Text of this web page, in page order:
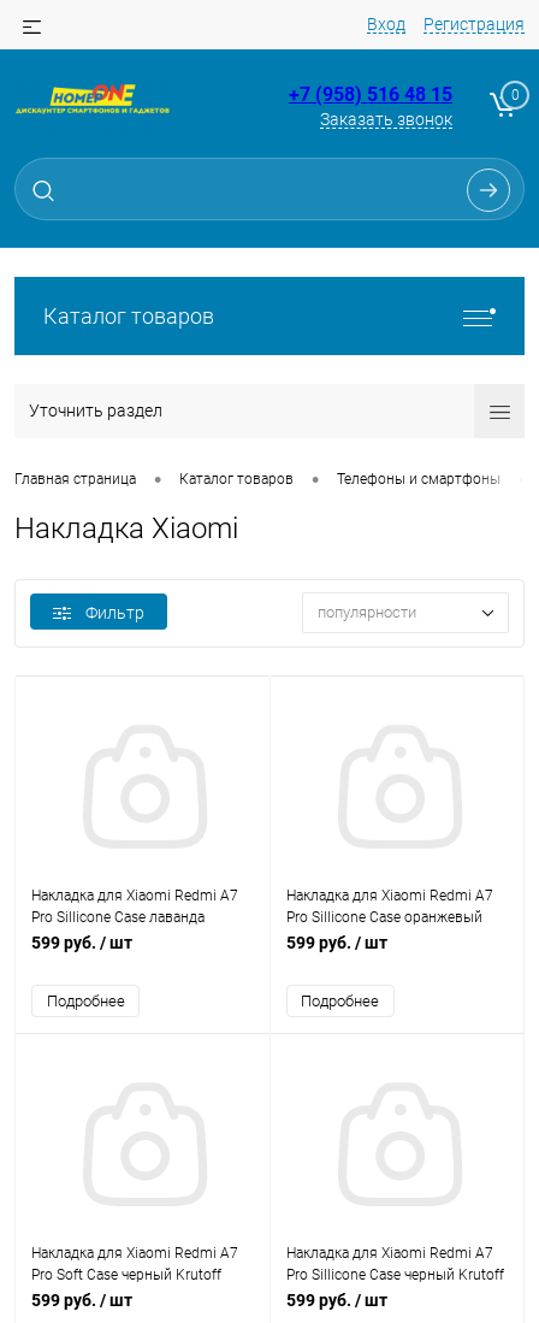
Вход Регистрация
+7 (958) 516 48 15
Заказать звонок
0
Каталог товаров
Уточнить раздел
Главная страница • Каталог товаров • Телефоны и смартфоны
Накладка Xiaomi
Фильтр популярности
Накладка для Xiaomi Redmi A7
Pro Sillicone Case лаванда
Krutoff
599 руб. / шт
Подробнее
Накладка для Xiaomi Redmi A7
Pro Sillicone Case оранжевый
Krutoff
599 руб. / шт
Подробнее
Накладка для Xiaomi Redmi A7
Pro Soft Case черный Krutoff
599 руб. / шт
Накладка для Xiaomi Redmi A7
Pro Sillicone Case черный Krutoff
599 руб. / шт